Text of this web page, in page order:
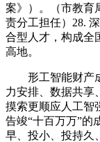
案》）。（市教育
责分工担任）28.
合型人才，构成全
高地。
形工智能财产成
力安排、数据共享
摸索更顺应人工智
告竣“十百万万”的
早、投小、投持久